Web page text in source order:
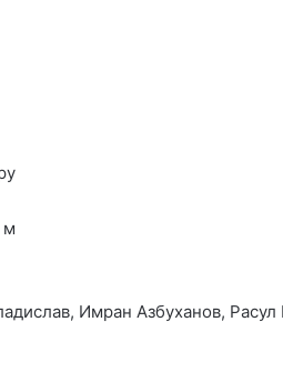
м
Имран Азбуханов,